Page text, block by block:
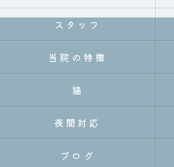
スタッフ
当院の特徴
猫
夜間対応
ブログ